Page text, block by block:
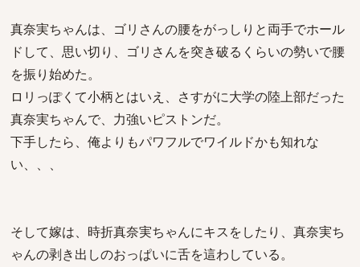
真奈実ちゃんは、ゴリさんの腰をがっしりと両手でホール
ドして、思い切り、ゴリさんを突き破るくらいの勢いで腰
を振り始めた。
ロリっぽくて小柄とはいえ、さすがに大学の陸上部だった
真奈実ちゃんで、力強いピストンだ。
下手したら、俺よりもパワフルでワイルドかも知れな
い、、、
そして嫁は、時折真奈実ちゃんにキスをしたり、真奈実ち
ゃんの剥き出しのおっぱいに舌を這わしている。